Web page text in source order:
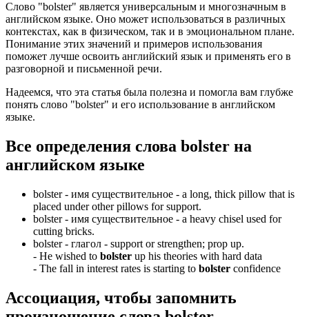
Слово "bolster" является универсальным и многозначным в
английском языке. Оно может использоваться в различных
контекстах, как в физическом, так и в эмоциональном плане.
Понимание этих значений и примеров использования
поможет лучше освоить английский язык и применять его в
разговорной и письменной речи.
Надеемся, что эта статья была полезна и помогла вам глубже
понять слово "bolster" и его использование в английском
языке.
Все определения слова bolster на
английском языке
bolster - имя существительное - a long, thick pillow that is
placed under other pillows for support.
bolster - имя существительное - a heavy chisel used for
cutting bricks.
bolster - глагол - support or strengthen; prop up.
- He wished to bolster up his theories with hard data
- The fall in interest rates is starting to bolster confidence
Ассоциация, чтобы запомнить